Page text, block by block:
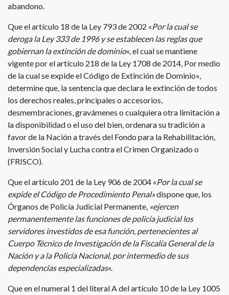
abandono.
Que el artículo 18 de la Ley 793 de 2002 «Por la cual se
deroga la Ley 333 de 1996 y se establecen las reglas que
gobiernan la extinción de dominio«, el cual se mantiene
vigente por el artículo 218 de la Ley 1708 de 2014, Por medio
de la cual se expide el Código de Extinción de Dominio»,
determine que, la sentencia que declara le extinción de todos
los derechos reales, principales o accesorios,
desmembraciones, gravámenes o cualquiera otra limitación a
la disponibilidad o el uso del bien, ordenara su tradición a
favor de la Nación a través del Fondo para la Rehabilitación,
Inversión Social y Lucha contra el Crimen Organizado o
(FRISCO).
Que el artículo 201 de la Ley 906 de 2004 «Por la cual se
expide el Código de Procedimiento Penal»dispone que, los
Órganos de Policía Judicial Permanente, «ejercen
permanentemente las funciones de policía judicial los
servidores investidos de esa función, pertenecientes al
Cuerpo Técnico de Investigación de la Fiscalía General de la
Nación y a la Policía Nacional, por intermedio de sus
dependencias especializadas«.
Que en el numeral 1 del literal A del artículo 10 de la Ley 1005